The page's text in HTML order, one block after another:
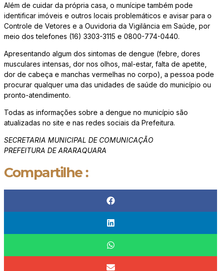
Além de cuidar da própria casa, o munícipe também pode
identificar imóveis e outros locais problemáticos e avisar para o
Controle de Vetores e a Ouvidoria da Vigilância em Saúde, por
meio dos telefones (16) 3303-3115 e 0800-774-0440.
Apresentando algum dos sintomas de dengue (febre, dores
musculares intensas, dor nos olhos, mal-estar, falta de apetite,
dor de cabeça e manchas vermelhas no corpo), a pessoa pode
procurar qualquer uma das unidades de saúde do município ou
pronto-atendimento.
Todas as informações sobre a dengue no município são
atualizadas no site e nas redes sociais da Prefeitura.
SECRETARIA MUNICIPAL DE COMUNICAÇÃO
PREFEITURA DE ARARAQUARA
Compartilhe :